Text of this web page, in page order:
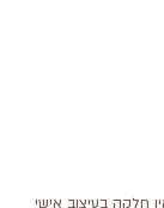
חלקה בעיצוב אישי